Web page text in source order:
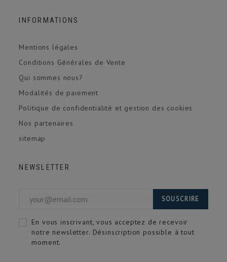
INFORMATIONS
Mentions légales
Conditions Générales de Vente
Qui sommes nous?
Modalités de paiement
Politique de confidentialité et gestion des cookies
Nos partenaires
sitemap
NEWSLETTER
SOUSCRIRE
En vous inscrivant, vous acceptez de recevoir
notre newsletter. Désinscription possible à tout
moment.